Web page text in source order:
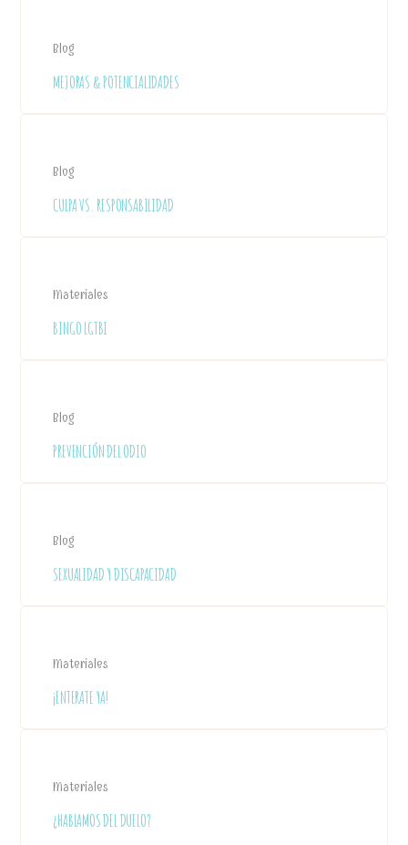
Blog
MEJORAS & POTENCIALIDADES
Blog
CULPA VS. RESPONSABILIDAD
Materiales
BINGO LGTBI
Blog
PREVENCIÓN DEL ODIO
Blog
SEXUALIDAD Y DISCAPACIDAD
Materiales
¡ENTERATE YA!
Materiales
¿HABLAMOS DEL DUELO?